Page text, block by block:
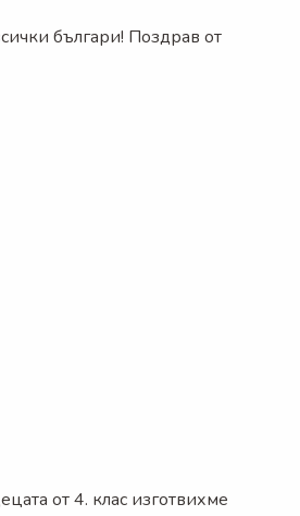
българи! Поздрав от
от 4. клас изготвихме